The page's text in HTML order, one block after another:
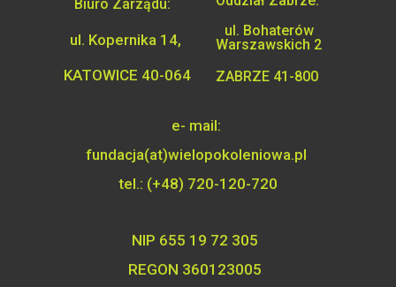
e- mail:
fundacja(at)wielopokoleniowa.pl
tel.: (+48) 720-120-720
NIP 655 19 72 305
REGON 360123005
ul. Bohaterów
Warszawskich 2
ZABRZE 41-800
Biuro Zarządu:
ul. Kopernika 14,
KATOWICE 40-064